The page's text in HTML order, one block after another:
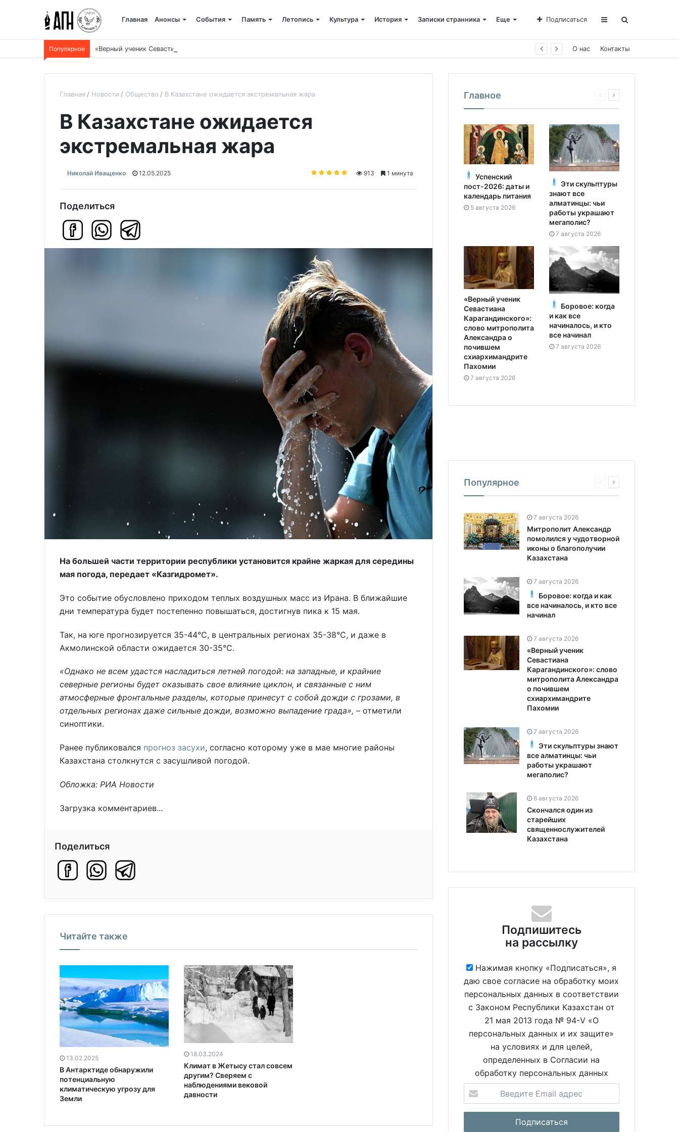
Главная Анонсы События Память Летопись Культура История Записки странника Еще Подписаться
Популярное «Верный ученик Севастиана Карагандинского»: слово митрополита Александра о почившем схиархимандрите Пахомии О нас Контакты
Главная Новости Общество В Казахстане ожидается экстремальная жара
В Казахстане ожидается
экстремальная жара
Николай Иващенко 12.05.2025 913 1 минута
Поделиться
На большей части территории республики установится крайне жаркая для середины
мая погода, передает «Казгидромет».
Это событие обусловлено приходом теплых воздушных масс из Ирана. В ближайшие
дни температура будет постепенно повышаться, достигнув пика к 15 мая.
Так, на юге прогнозируется 35-44°С, в центральных регионах 35-38°С, и даже в
Акмолинской области ожидается 30-35°С.
«Однако не всем удастся насладиться летней погодой: на западные, и крайние
северные регионы будет оказывать свое влияние циклон, и связанные с ним
атмосферные фронтальные разделы, которые принесут с собой дожди с грозами, в
отдельных регионах даже сильные дожди, возможно выпадение града», – отметили
синоптики.
Ранее публиковался прогноз засухи, согласно которому уже в мае многие районы
Казахстана столкнутся с засушливой погодой.
Обложка: РИА Новости
Загрузка комментариев...
Поделиться
Читайте также
13.02.2025
В Антарктиде обнаружили
потенциальную
климатическую угрозу для
Земли
18.03.2024
Климат в Жетысу стал совсем
другим? Сверяем с
наблюдениями вековой
давности
Главное
Успенский
пост-2026: даты и
календарь питания
5 августа 2026
Эти скульптуры
знают все
алматинцы: чьи
работы украшают
мегаполис?
7 августа 2026
«Верный ученик
Севастиана
Карагандинского»:
слово митрополита
Александра о
почившем
схиархимандрите
Пахомии
7 августа 2026
Боровое: когда
и как все
начиналось, и кто
все начинал
7 августа 2026
Популярное
7 августа 2026
Митрополит Александр
помолился у чудотворной
иконы о благополучии
Казахстана
7 августа 2026
Боровое: когда и как
все начиналось, и кто все
начинал
7 августа 2026
«Верный ученик
Севастиана
Карагандинского»: слово
митрополита Александра
о почившем
схиархимандрите
Пахомии
7 августа 2026
Эти скульптуры знают
все алматинцы: чьи
работы украшают
мегаполис?
6 августа 2026
Скончался один из
старейших
священнослужителей
Казахстана
Подпишитесь
на рассылку
Нажимая кнопку «Подписаться», я
даю свое согласие на обработку моих
персональных данных в соответствии
с Законом Республики Казахстан от
21 мая 2013 года № 94-V «О
персональных данных и их защите»
на условиях и для целей,
определенных в Согласии на
обработку персональных данных